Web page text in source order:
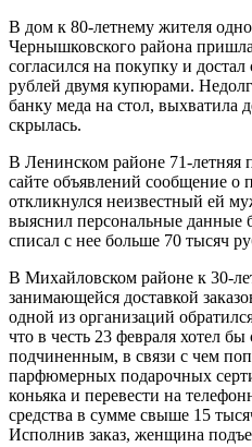
В дом к 80-летнему жителя
Чернышковского района
согласился на покупку и
рублей двумя купюрами.
банку меда на стол, выхватила
скрылась.
В Ленинском районе 71-летняя
сайте объявлений сообщение о
откликнулся неизвестный ей
выяснил персональные
списал с нее больше 70 тысяч
В Михайловском районе к 30-
занимающейся доставкой
одной из организаций
что в честь 23 февраля хотел бы
подчиненным, в связи с чем
парфюмерных подарочных
коньяка и перевести на
средства в сумме свыше 15
Исполнив заказ, женщина